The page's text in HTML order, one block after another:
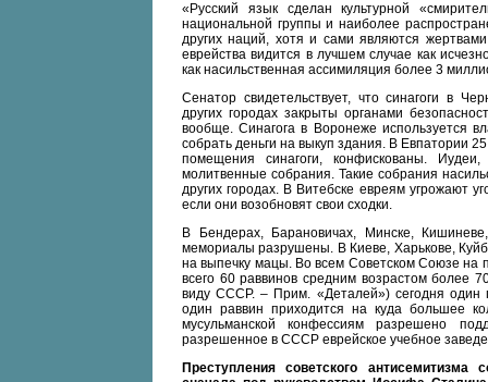
«Русский язык сделан культурной
национальной группы и наиболее
других наций, хотя и сами являются
еврейства видится в лучшем случае как
как насильственная ассимиляция более 3
Сенатор свидетельствует, что синагоги в
других городах закрыты органами
вообще. Синагога в Воронеже используется
собрать деньги на выкуп здания. В Евпатории
помещения синагоги, конфискованы.
молитвенные собрания. Такие собрания
других городах. В Витебске евреям угрожают
если они возобновят свои сходки.
В Бендерах, Барановичах, Минске,
мемориалы разрушены. В Киеве, Харькове,
на выпечку мацы. Во всем Советском Союзе на
всего 60 раввинов средним возрастом более
виду СССР. – Прим. «Деталей») сегодня
один раввин приходится на куда большее
мусульманской конфессиям разрешено
разрешенное в СССР еврейское учебное
Преступления советского